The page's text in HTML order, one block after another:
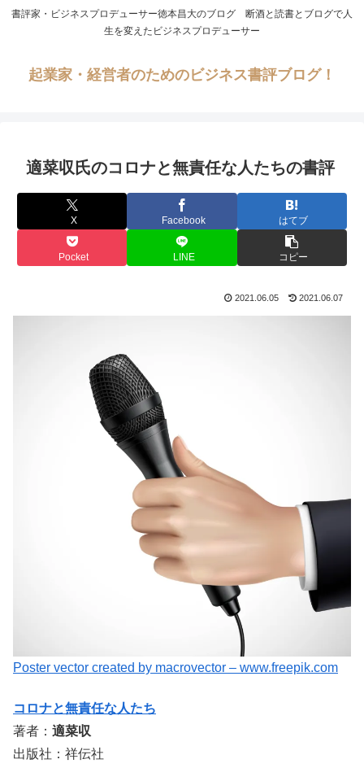
書評家・ビジネスプロデューサー徳本昌大のブログ 断酒と読書とブログで人
生を変えたビジネスプロデューサー
起業家・経営者のためのビジネス書評ブログ！
適菜収氏のコロナと無責任な人たちの書評
X Facebook はてブ
Pocket LINE コピー
2021.06.05 2021.06.07
Poster vector created by macrovector – www.freepik.com
コロナと無責任な人たち
著者： 適菜収
出版社：祥伝社